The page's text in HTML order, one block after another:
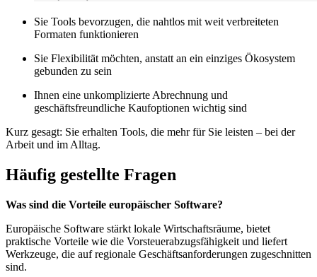
Sie Tools bevorzugen, die nahtlos mit weit verbreiteten
Formaten funktionieren
Sie Flexibilität möchten, anstatt an ein einziges Ökosystem
gebunden zu sein
Ihnen eine unkomplizierte Abrechnung und
geschäftsfreundliche Kaufoptionen wichtig sind
Kurz gesagt: Sie erhalten Tools, die mehr für Sie leisten – bei der
Arbeit und im Alltag.
Häufig gestellte Fragen
Was sind die Vorteile europäischer Software?
Europäische Software stärkt lokale Wirtschaftsräume, bietet
praktische Vorteile wie die Vorsteuerabzugsfähigkeit und liefert
Werkzeuge, die auf regionale Geschäftsanforderungen zugeschnitten
sind.